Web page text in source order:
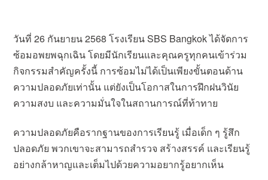
วันที่ 26 กันยายน 2568 โรงเรียน SBS Bangkok ได้จัดการ
ซ้อมอพยพฉุกเฉิน โดยมีนักเรียนและคุณครูทุกคนเข้าร่วม
กิจกรรมสำคัญครั้งนี้ การซ้อมไม่ได้เป็นเพียงขั้นตอนด้าน
ความปลอดภัยเท่านั้น แต่ยังเป็นโอกาสในการฝึกฝนวินัย
ความสงบ และความมั่นใจในสถานการณ์ที่ท้าทาย
ความปลอดภัยคือรากฐานของการเรียนรู้ เมื่อเด็ก ๆ รู้สึก
ปลอดภัย พวกเขาจะสามารถสำรวจ สร้างสรรค์ และเรียนรู้
อย่างกล้าหาญและเต็มไปด้วยความอยากรู้อยากเห็น